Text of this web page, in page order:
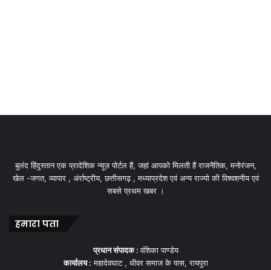
बुलंद हिंदुस्तान एक प्रादेशिक न्यूज़ पोर्टल हैं, जहां आपको मिलती हैं राजनैतिक, मनोरंजन,
खेल -जगत, व्यापार , अंर्राष्ट्रीय, छत्तीसगढ़ , मध्याप्रदेश एवं अन्य राज्यो की विश्वशनीय एवं
सबसे प्रथम खबर ।
हमारा पता
प्रधान संपादक :वंशिका पाण्डेय
कार्यालय : महादेवघाट , धीवर समाज के पास, रायपुरा